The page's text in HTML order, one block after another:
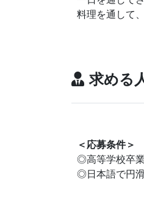
料理を通して
求める
＜応募条件＞
◎高等学校卒
◎日本語で円滑